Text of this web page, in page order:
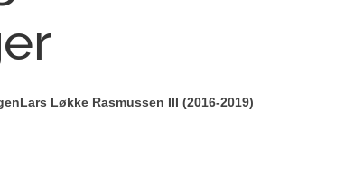
Lars Løkke Rasmussen III (2016-2019)